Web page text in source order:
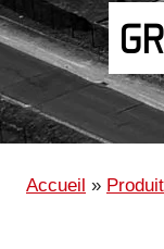
Accueil »